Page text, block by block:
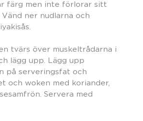
färg men inte förlorar sitt
ner nudlarna och
tvärs över muskeltrådarna i
lägg upp . Lägg upp
på serveringsfat och
och woken med koriander,
Servera med